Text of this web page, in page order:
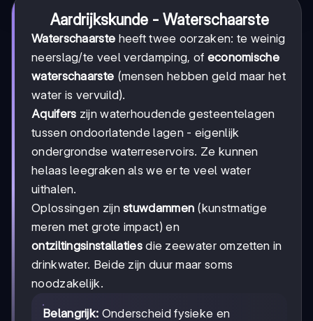
Aardrijkskunde - Waterschaarste
Waterschaarste heeft twee oorzaken: te weinig
neerslag/te veel verdamping, of economische
waterschaarste (mensen hebben geld maar het
water is vervuild).
Aquifers zijn waterhoudende gesteentelagen
tussen ondoorlatende lagen - eigenlijk
ondergrondse waterreservoirs. Ze kunnen
helaas leegraken als we er te veel water
uithalen.
Oplossingen zijnstuwdammen (kunstmatige
meren met grote impact) en
ontziltingsinstallatiesdie zeewater omzetten in
drinkwater. Beide zijn duur maar soms
noodzakelijk.
Belangrijk: Onderscheid fysieke en